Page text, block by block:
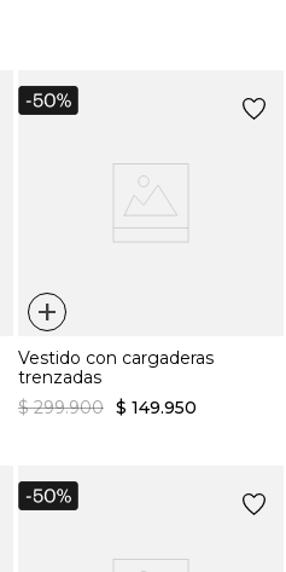
+
Vestido con cargaderas
trenzadas
$ 299.900 $ 149.950